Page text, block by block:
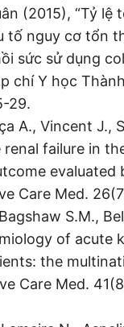
(2015), “Tỷ
tố nguy cơ tổn
sức sử dụng
chí Y học
29.
A., Vincent J.,
renal failure in
evaluated
Care Med.
S.M.,
of acute
the
Care Med.